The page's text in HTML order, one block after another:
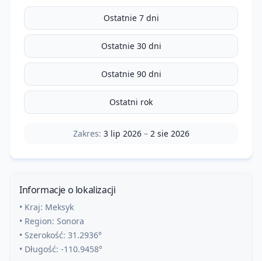
Ostatnie 7 dni
Ostatnie 30 dni
Ostatnie 90 dni
Ostatni rok
Zakres: 3 lip 2026– 2 sie 2026
Informacje o lokalizacji
• Kraj: Meksyk
• Region: Sonora
• Szerokość: 31.2936°
• Długość: -110.9458°